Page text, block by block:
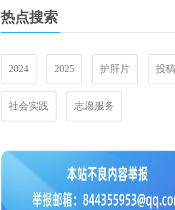
热点搜索
2024 2025 护肝片 投稿
社会实践 志愿服务